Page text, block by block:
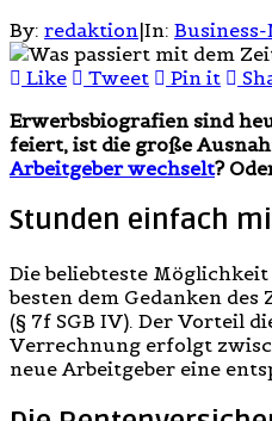
By: redaktion |In: Business-
Like
Tweet Pin it
Erwerbsbiografien sind
feiert, ist die große
Arbeitgeber wechselt?
Stunden einfach
Die beliebteste
besten dem Gedanken
(§ 7f SGB IV). Der Vorteil
Verrechnung erfolgt
neue Arbeitgeber eine